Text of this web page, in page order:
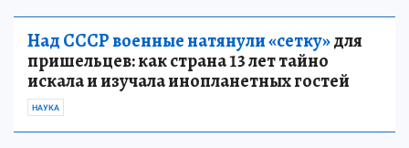
Над СССР военные натянули «сетку»для
пришельцев: как страна 13 лет тайно
искала и изучала инопланетных гостей
НАУКА